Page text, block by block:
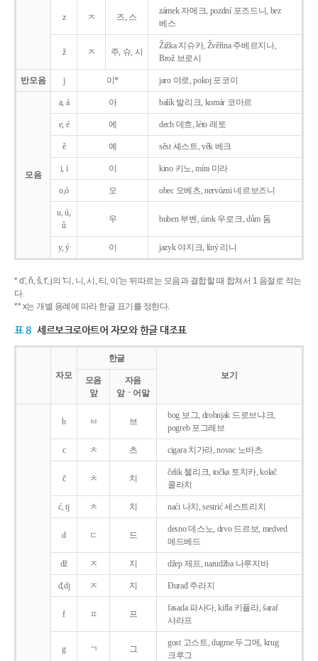
z ㅈ 즈, 스
zámek 자메크, pozdní 포즈드니, bez
베스
ž ㅈ 주, 슈, 시
Žižka 지슈카, Žvěřina 주베르지나,
Brož 브로시
반모음 j 이* jaro 야로, pokoj 포코이
모음
a, á 아 balík 발리크, komár 코마르
e, é 에 dech 데흐, léto 레토
ě 예 sěst 셰스트, věk 베크
i, í 이 kino 키노, míra 미라
o,ó 오 obec 오베츠, nervózni 네르보즈니
u, ú,
ů
우 buben 부벤, úrok 우로크, dům 둠
y, ý 이 jazyk야지크, líný 리니
* d', ň, š, t', j의 '디, 니, 시, 티, 이'는 뒤따르는 모음과 결합할 때 합쳐서 1 음절로 적는
다.
** x는 개별 용례에 따라 한글 표기를 정한다.
표 8 세르보크로아트어 자모와 한글 대조표
자모
한글
보기
모음
앞
자음
앞ㆍ어말
b ㅂ 브
bog 보그, drobnjak 드로브냐크,
pogreb 포그레브
c ㅊ 츠 cigara 치가라, novac 노바츠
č ㅊ 치
čelik 첼리크, točka 토치카, kolač
콜라치
ć, tj ㅊ 치 naći 나치, sestrić 세스트리치
d ㄷ 드
desno 데스노, drvo 드르보, medved
메드베드
dž ㅈ 지 džep 제프, narudžba 나루지바
đ,dj ㅈ 지 Ðurađ 주라지
f ㅍ 프
fasada 파사다, kifla 키플라, šaraf
샤라프
g ㄱ 그
gost 고스트, dugme 두그메, krug
크루그